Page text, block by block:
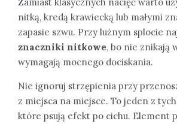
nitką, kredą krawiecką lub małymi
zapasie szwu. Przy luźnym splocie
znaczniki nitkowe, bo nie znikają
wymagają mocnego dociskania.
Nie ignoruj strzępienia przy
z miejsca na miejsce. To jeden z
które psują efekt po cichu. Element